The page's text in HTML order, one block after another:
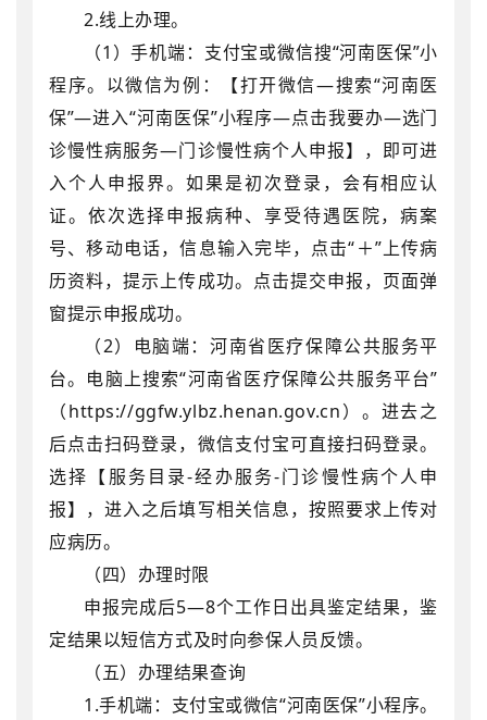
2.线上办理。
（1 ）手机端：支付宝或微信搜“河南医保”小
程序。以微信为例：【打开微信—搜索“河南医
保”—进入“河南医保”小程序—点击我要办—选门
诊慢性病服务—门诊慢性病个人申报】，即可进
入个人申报界。如果是初次登录，会有相应认
证。依次选择申报病种、享受待遇医院，病案
号、移动电话，信息输入完毕，点击“＋”上传病
历资料，提示上传成功。点击提交申报，页面弹
窗提示申报成功。
（2）电脑端：河南省医疗保障公共服务平
台。电脑上搜索“河南省医疗保障公共服务平台”
（https://ggfw.ylbz.henan.gov.cn）。进去之
后点击扫码登录，微信支付宝可直接扫码登录。
选择【服务目录-经办服务-门诊慢性病个人申
报】，进入之后填写相关信息，按照要求上传对
应病历。
（四）办理时限
申报完成后5—8个工作日出具鉴定结果，鉴
定结果以短信方式及时向参保人员反馈。
（五）办理结果查询
1.手机端：支付宝或微信“河南医保”小程序。